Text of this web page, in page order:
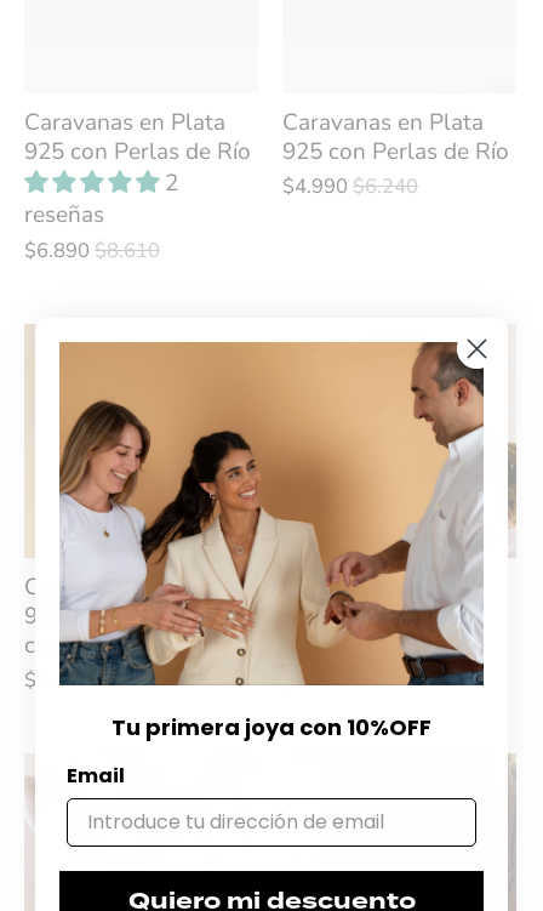
Caravanas en Plata
925 con Perlas de Río
2
reseñas
$6.890 $8.610
Caravanas en Plata
925 con Perlas de Río
$4.990 $6.240
Caravanas en Plata
925 y Perlas de Río
con Circonias
$7.490$9.360
Caravanas en Plata
925 y Perlas de Río
con Circonias
$5.690$7.110
Tu primera joya con 10%OFF
Email
Quiero mi descuento